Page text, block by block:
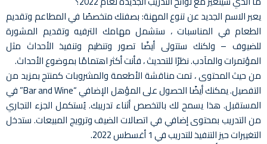
يعبر الاسم الجديد عن تنوع المهنة: بصفتك متخصصًا في المطاعم وتقديم
الطعام في المناسبات ، ستشمل مهامك الترفيه وتقديم المشورة
للضيوف – ولكنك ستتولى أيضًا تصور وتنظيم وتنفيذ الأحداث مثل
المؤتمرات والمآدب. نظرًا للتحديث ، فأنت أكثر اهتمامًا بموضوع الأحداث.
من حيث المحتوى ، تمت مناقشة الأطعمة والمشروبات كمنتج بمزيد من
التفصيل. يمكنك أيضًا الحصول على المؤهل الإضافي “Bar and Wine” في
المستقبل. هذا يسمح لك بالتخصص أثناء تدريبك. يُستكمل الجزء التجاري
من التدريب بمحتوى إضافي في اتصالات الضيف وترويج المبيعات. ستدخل
التغييرات حيز التنفيذ للتدريب في 1 أغسطس 2022.